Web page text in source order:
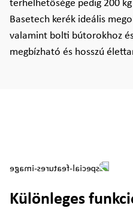
terhelhetősége pedig 200
Basetech kerék ideális
valamint bolti bútorokhoz
megbízható és hosszú
Különleges